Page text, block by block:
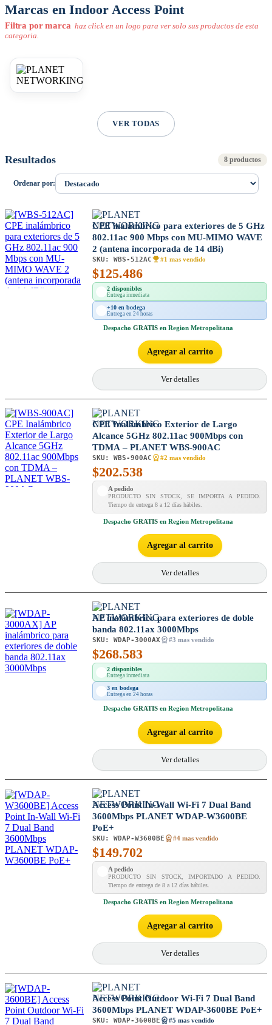
Marcas en Indoor Access Point
Filtra por marca haz click en un logo para ver solo sus productos de esta
categoria.
VER TODAS
Resultados 8 productos
Ordenar por:
CPE inalámbrico para exteriores de 5 GHz
802.11ac 900 Mbps con MU-MIMO WAVE
2 (antena incorporada de 14 dBi)
SKU: WBS-512AC #1 mas vendido
$125.486
2 disponibles
Entrega inmediata
+10 en bodega
Entrega en 24 horas
Despacho GRATIS en Region Metropolitana
Agregar al carrito
Ver detalles
CPE Inalámbrico Exterior de Largo
Alcance 5GHz 802.11ac 900Mbps con
TDMA – PLANET WBS-900AC
SKU: WBS-900AC #2 mas vendido
$202.538
A pedido
PRODUCTO SIN STOCK, SE IMPORTA A PEDIDO.
Tiempo de entrega 8 a 12 días hábiles.
Despacho GRATIS en Region Metropolitana
Agregar al carrito
Ver detalles
AP inalámbrico para exteriores de doble
banda 802.11ax 3000Mbps
SKU: WDAP-3000AX #3 mas vendido
$268.583
2 disponibles
Entrega inmediata
3 en bodega
Entrega en 24 horas
Despacho GRATIS en Region Metropolitana
Agregar al carrito
Ver detalles
Access Point In-Wall Wi-Fi 7 Dual Band
3600Mbps PLANET WDAP-W3600BE
PoE+
SKU: WDAP-W3600BE #4 mas vendido
$149.702
A pedido
PRODUCTO SIN STOCK, IMPORTADO A PEDIDO.
Tiempo de entrega de 8 a 12 días hábiles.
Despacho GRATIS en Region Metropolitana
Agregar al carrito
Ver detalles
Access Point Outdoor Wi-Fi 7 Dual Band
3600Mbps PLANET WDAP-3600BE PoE+
SKU: WDAP-3600BE #5 mas vendido